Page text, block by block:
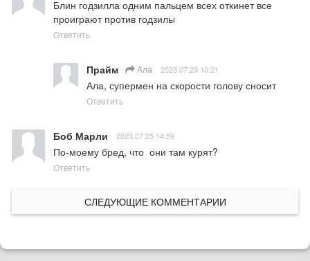
Блин годзилла одним пальцем всех откинет все
проиграют против годзилы
Ответить
Прайм Ала 2023.07.29 10:21
Ала, супермен на скорости голову сносит
Ответить
Боб Марли 2023.07.25 14:59
По-моему бред, что  они там курят?
Ответить
СЛЕДУЮЩИЕ КОММЕНТАРИИ